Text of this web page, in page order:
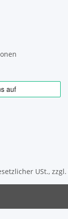
USt., zzgl.